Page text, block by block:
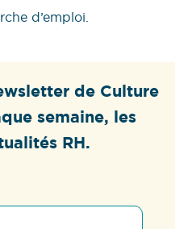
d’emploi.
de Culture
semaine, les
RH.